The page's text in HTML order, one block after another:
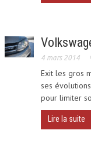
SUV 7 PLACES
4 mars 2014
Exit les gros
ses
pour limiter
Lire la suite